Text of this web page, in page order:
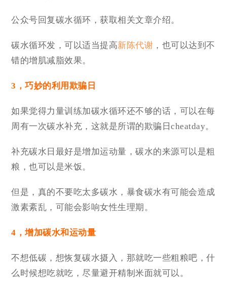
公众号回复碳水循环，获取相关文章介绍。
碳水循环发，可以适当提高新陈代谢 ，也可以达到不
错的增肌减脂效果。
3，巧妙的利用欺骗日
如果觉得力量训练加碳水循环还不够的话，可以在每
周有一次碳水补充，这就是所谓的欺骗日cheatday。
补充碳水日最好是增加运动量，碳水的来源可以是粗
粮，也可以是米饭。
但是，真的不要吃太多碳水，暴食碳水有可能会造成
激素紊乱，可能会影响女性生理期。
4，增加碳水和运动量
不想低碳，想恢复碳水摄入，那就吃一些粗粮吧，什
么时候想吃就吃，尽量避开精制米面就可以。